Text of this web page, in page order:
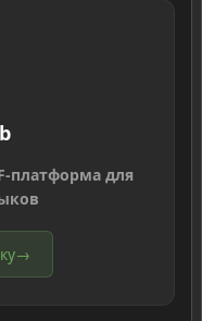
платформа для
→